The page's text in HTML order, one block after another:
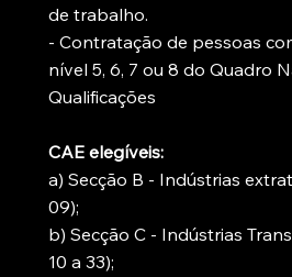
de trabalho.
- Contratação de pessoas
nível 5, 6, 7 ou 8 do Quadro
Qualificações
CAE elegíveis:
a) Secção B - Indústrias
09);
b) Secção C - Indústrias
10 a 33);